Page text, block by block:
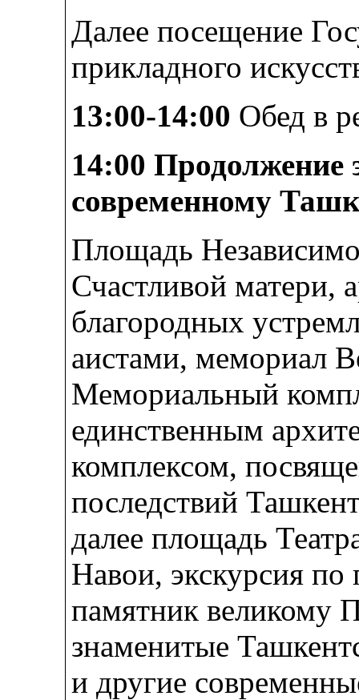
Далее посещение
прикладного
13:00-14:00 Обед в
14:00 Продолжение
современному
Площадь
Счастливой матери,
благородных
аистами, мемориал
Мемориальный
единственным
комплексом,
последствий
далее площадь
Навои, экскурсия
памятник великому
знаменитые
и другие